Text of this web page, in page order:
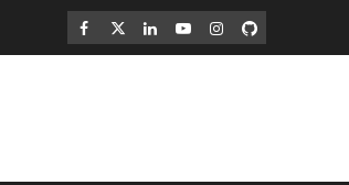
F X LinkedIn
YouTubeInstagram
GitHub